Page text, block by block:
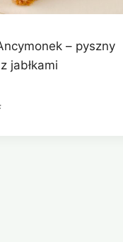
– pyszny
jabłkami